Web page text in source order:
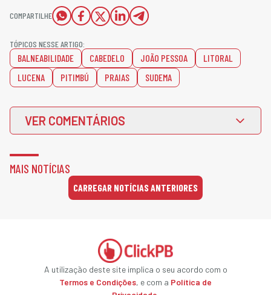
COMPARTILHE
TÓPICOS NESSE ARTIGO:
BALNEABILIDADE CABEDELO JOÃO PESSOA
LITORAL
LUCENA
PITIMBÚ PRAIAS SUDEMA
VER COMENTÁRIOS
MAIS NOTÍCIAS
CARREGAR NOTÍCIAS ANTERIORES
A utilização deste site implica o seu acordo com o
Termos e Condições, e com a Política de